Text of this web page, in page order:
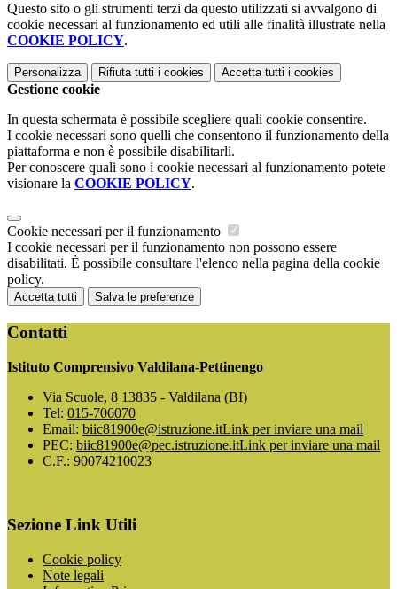
Questo sito o gli strumenti terzi da questo utilizzati si avvalgono di
cookie necessari al funzionamento ed utili alle finalità illustrate nella
COOKIE POLICY.
Personalizza Rifiuta tutti i cookies Accetta tutti i cookies
Gestione cookie
In questa schermata è possibile scegliere quali cookie consentire.
I cookie necessari sono quelli che consentono il funzionamento della
piattaforma e non è possibile disabilitarli.
Per conoscere quali sono i cookie necessari al funzionamento potete
visionare la COOKIE POLICY.
Cookie necessari per il funzionamento
I cookie necessari per il funzionamento non possono essere
disabilitati. È possibile consultare l'elenco nella pagina della cookie
policy.
Accetta tutti Salva le preferenze
Contatti
Istituto Comprensivo Valdilana-Pettinengo
Via Scuole, 8 13835 - Valdilana (BI)
Tel: 015-706070
Email: biic81900e@istruzione.itLink per inviare una mail
PEC: biic81900e@pec.istruzione.itLink per inviare una mail
C.F.: 90074210023
Sezione Link Utili
Cookie policy
Note legali